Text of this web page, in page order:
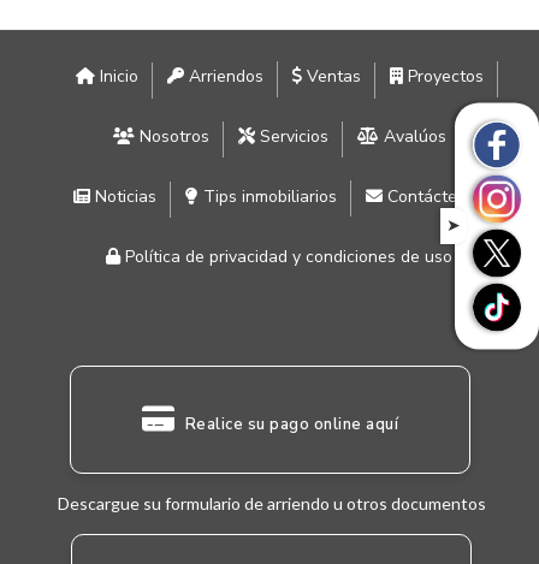
Inicio Arriendos Ventas Proyectos
Nosotros Servicios Avalúos
Noticias Tips inmobiliarios Contáctenos
Política de privacidad y condiciones de uso
Realice su pago online aquí
Descargue su formulario de arriendo u otros documentos
➤